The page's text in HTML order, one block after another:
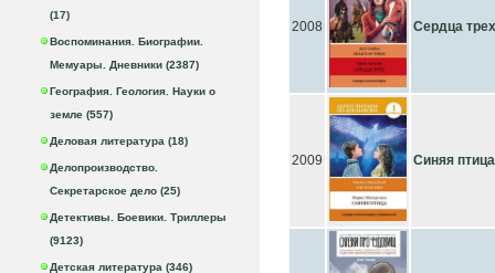
(17)
Воспоминания. Биографии.
Мемуары. Дневники (2387)
География. Геология. Науки о
земле (557)
Деловая литература (18)
Делопроизводство.
Секретарское дело (25)
Детективы. Боевики. Триллеры
(9123)
Детская литература (346)
2008 Сердца
2009 Синяя